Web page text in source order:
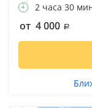
2 часа 30
от 4 000